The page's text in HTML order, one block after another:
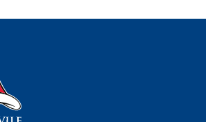
Protezione Civile